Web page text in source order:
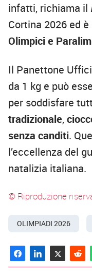
infatti, richiama il
Cortina 2026 ed
Olimpici e
Il Panettone
da 1 kg e può
per soddisfare
tradizionale,
senza canditi.
l’eccellenza del
natalizia italiana.
© Riproduzione
OLIMPIADI 2026